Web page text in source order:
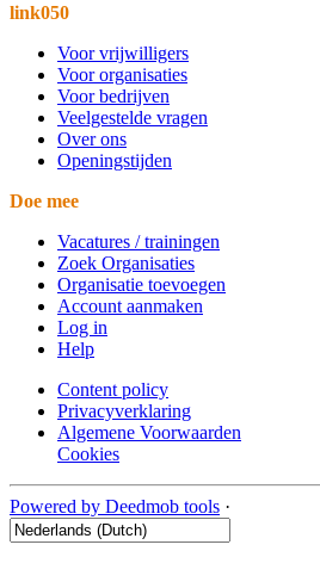
link050
Voor vrijwilligers
Voor organisaties
Voor bedrijven
Veelgestelde vragen
Over ons
Openingstijden
Doe mee
Vacatures / trainingen
Zoek Organisaties
Organisatie toevoegen
Account aanmaken
Log in
Help
Content policy
Privacyverklaring
Algemene Voorwaarden
Cookies
Powered by Deedmob tools ·